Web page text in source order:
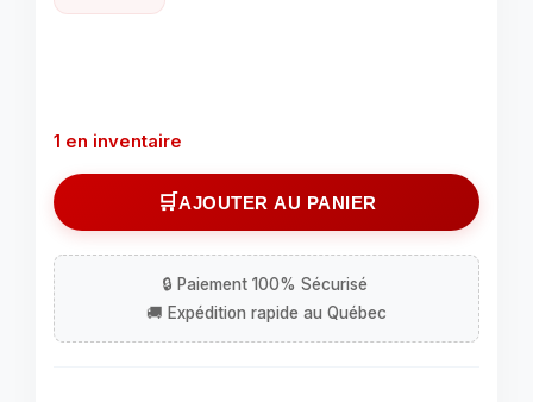
1 en inventaire
quantité
de
analogique
infrarouge
/
AJOUTER AU PANIER